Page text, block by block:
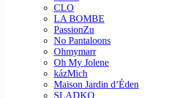
CLO
LA BOMBE
PassionZu
No Pantaloons
Ohmymarr
Oh My Jolene
kázMich
Maison Jardin d’Éden
SLADKO